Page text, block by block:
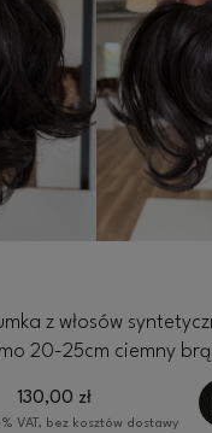
z włosów
20-25cm ciemny
130,00 zł
VAT, bez kosztów dostawy